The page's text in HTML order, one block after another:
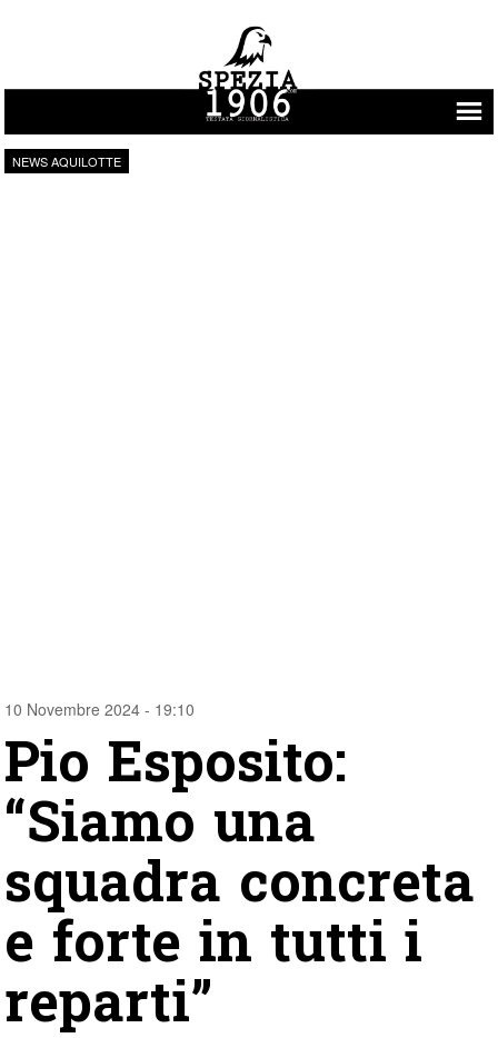
Vai al contenuto
NEWS AQUILOTTE
10 Novembre 2024 - 19:10
Pio Esposito:
“Siamo una
squadra concreta
e forte in tutti i
reparti”